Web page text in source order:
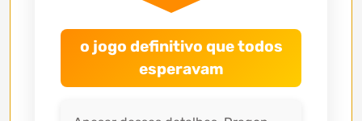
o jogo definitivo que todos
esperavam